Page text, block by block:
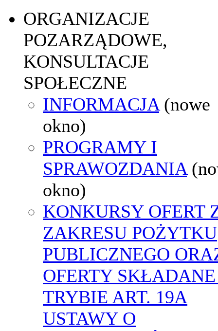
ORGANIZACJE
POZARZĄDOWE,
KONSULTACJE
SPOŁECZNE
INFORMACJA (nowe
okno)
PROGRAMY I
SPRAWOZDANIA
okno)
KONKURSY OFERT
ZAKRESU POŻYTKU
PUBLICZNEGO
OFERTY
TRYBIE ART. 19A
USTAWY O